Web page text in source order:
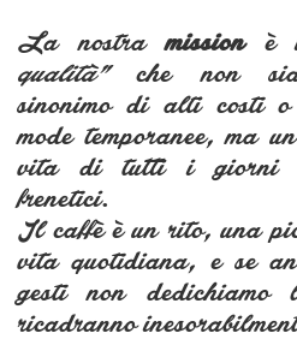
La nostramissionè
qualità”che non sia
sinonimo di alti costi
mode temporanee, ma
vita di tutti i giorni
frenetici.
Il caffè è un rito, una
vita quotidiana, e se
gesti non dedichiamo
ricadranno